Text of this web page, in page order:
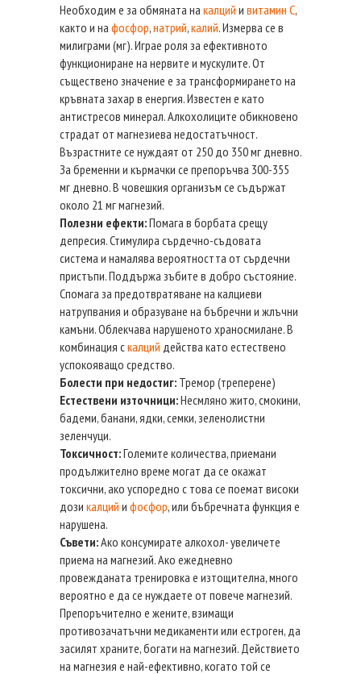
Необходим е за обмяната на калций и витамин С,
както и на фосфор,натрий,калий. Измерва се в
милиграми (мг). Играе роля за ефективното
функциониране на нервите и мускулите. От
съществено значение е за трансформирането на
кръвната захар в енергия. Известен е като
антистресов минерал. Алкохолиците обикновено
страдат от магнезиева недостатъчност.
Възрастните се нуждаят от 250 до 350 мг дневно.
За бременни и кърмачки се препоръчва 300-355
мг дневно. В човешкия организъм се съдържат
около 21 мг магнезий.
Полезни ефекти:Помага в борбата срещу
депресия. Стимулира сърдечно-съдовата
система и намалява вероятността от сърдечни
пристъпи. Поддържа зъбите в добро състояние.
Спомага за предотвратяване на калциеви
натрупвания и образуване на бъбречни и жлъчни
камъни. Облекчава нарушеното храносмилане. В
комбинация скалций действа като естествено
успокояващо средство.
Болести при недостиг: Тремор (треперене)
Естествени източници:Несмляно жито, смокини,
бадеми, банани, ядки, семки, зеленолистни
зеленчуци.
Токсичност:Големите количества, приемани
продължително време могат да се окажат
токсични, ако успоредно с това се поемат високи
дози калций и фосфор, или бъбречната функция е
нарушена.
Съвети:Ако консумирате алкохол- увеличете
приема на магнезий. Ако ежедневно
провежданата тренировка е изтощителна, много
вероятно е да се нуждаете от повече магнезий.
Препоръчително е жените, взимащи
противозачатъчни медикаменти или естроген, да
засилят храните, богати на магнезий. Действието
на магнезия е най-ефективно, когато той се